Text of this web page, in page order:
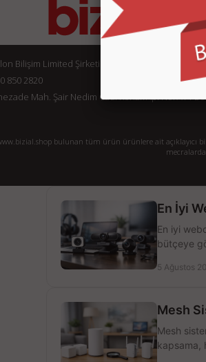
Bilişim Limited Şirketi
850 2820
Mah. Şair Nedim Cad. Konak Ap. No:77/1
bulunan tüm ürün ürünlere ait açıklayıcı
En İyi
En iyi
bütçeye
5 Ağustos
Mesh
Mesh
kapsama,